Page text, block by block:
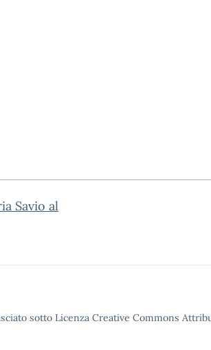
Savio al
sotto Licenza Creative Commons